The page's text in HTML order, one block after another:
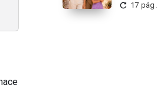
17 pág.